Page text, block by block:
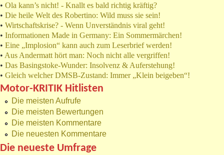
• Ola kann’s nicht! - Knallt es bald richtig kräftig?
• Die heile Welt des Robertino: Wild muss sie sein!
• Wirtschaftskrise? - Wenn Unverständnis viral geht!
• Informationen Made in Germany: Ein Sommermärchen!
• Eine „Implosion“ kann auch zum Leserbrief werden!
• Aus Andermatt hört man: Noch nicht alle vergriffen!
• Das Basingstoke-Wunder: Insolvenz & Auferstehung!
• Gleich welcher DMSB-Zustand: Immer „Klein beigeben“!
Motor-KRITIK Hitlisten
Die meisten Aufrufe
Die meisten Bewertungen
Die meisten Kommentare
Die neuesten Kommentare
Die neueste Umfrage